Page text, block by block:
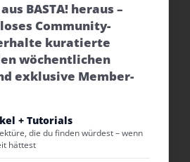
BASTA! heraus –
Community-
kuratierte
wöchentlichen
exklusive Member-
+ Tutorials
die du finden würdest – wenn
hättest